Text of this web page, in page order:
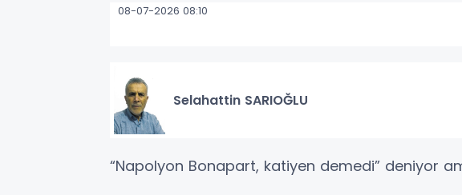
08-07-2026 08:10
Selahattin SARIOĞLU
“Napolyon Bonapart, katiyen demedi” deniyor